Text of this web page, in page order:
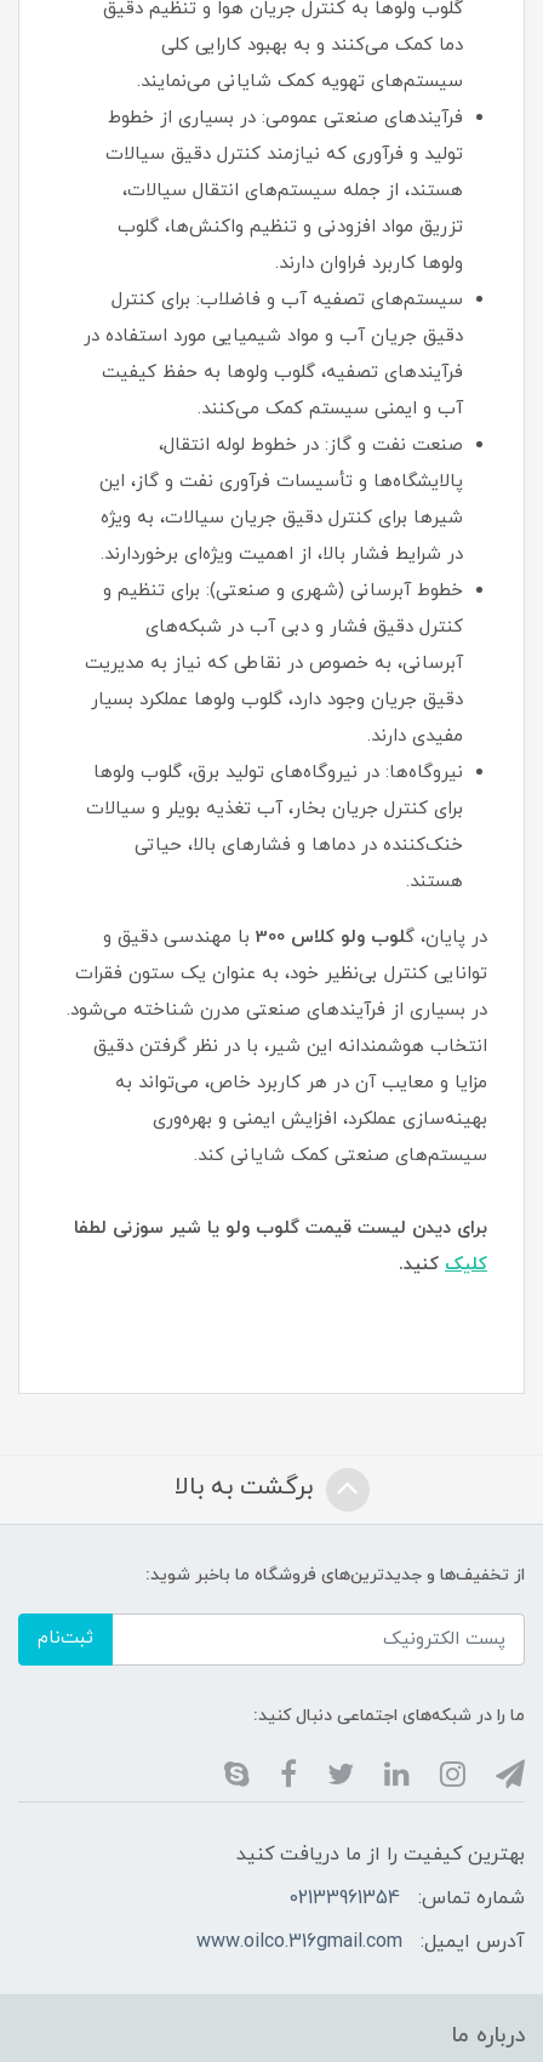
گلوب ولوها به کنترل جریان هوا و تنظیم دقیق
دما کمک می‌کنند و به بهبود کارایی کلی
سیستم‌های تهویه کمک شایانی می‌نمایند.
فرآیندهای صنعتی عمومی: در بسیاری از خطوط
تولید و فرآوری که نیازمند کنترل دقیق سیالات
هستند، از جمله سیستم‌های انتقال سیالات،
تزریق مواد افزودنی و تنظیم واکنش‌ها، گلوب
ولوها کاربرد فراوان دارند.
سیستم‌های تصفیه آب و فاضلاب: برای کنترل
دقیق جریان آب و مواد شیمیایی مورد استفاده در
فرآیندهای تصفیه، گلوب ولوها به حفظ کیفیت
آب و ایمنی سیستم کمک می‌کنند.
صنعت نفت و گاز: در خطوط لوله انتقال،
پالایشگاه‌ها و تأسیسات فرآوری نفت و گاز، این
شیرها برای کنترل دقیق جریان سیالات، به ویژه
در شرایط فشار بالا، از اهمیت ویژه‌ای برخوردارند.
خطوط آبرسانی (شهری و صنعتی): برای تنظیم و
کنترل دقیق فشار و دبی آب در شبکه‌های
آبرسانی، به خصوص در نقاطی که نیاز به مدیریت
دقیق جریان وجود دارد، گلوب ولوها عملکرد بسیار
مفیدی دارند.
نیروگاه‌ها: در نیروگاه‌های تولید برق، گلوب ولوها
برای کنترل جریان بخار، آب تغذیه بویلر و سیالات
خنک‌کننده در دماها و فشارهای بالا، حیاتی
هستند.
در پایان، گلوب ولو کلاس 300
با مهندسی دقیق و
توانایی کنترل بی‌نظیر خود، به عنوان یک ستون فقرات
در بسیاری از فرآیندهای صنعتی مدرن شناخته می‌شود.
انتخاب هوشمندانه این شیر، با در نظر گرفتن دقیق
مزایا و معایب آن در هر کاربرد خاص، می‌تواند به
بهینه‌سازی عملکرد، افزایش ایمنی و بهره‌وری
سیستم‌های صنعتی کمک شایانی کند.
برای دیدن لیست قیمت گلوب ولو یا شیر سوزنی لطفا
کلیک کنید.
برگشت به بالا
از تخفیف‌ها و جدیدترین‌های فروشگاه ما باخبر شوید:
ثبت‌نام
ما را در شبکه‌های اجتماعی دنبال کنید:
بهترین کیفیت را از ما دریافت کنید
شماره تماس:
02133961354
آدرس ایمیل:
www.oilco.316gmail.com
درباره ما